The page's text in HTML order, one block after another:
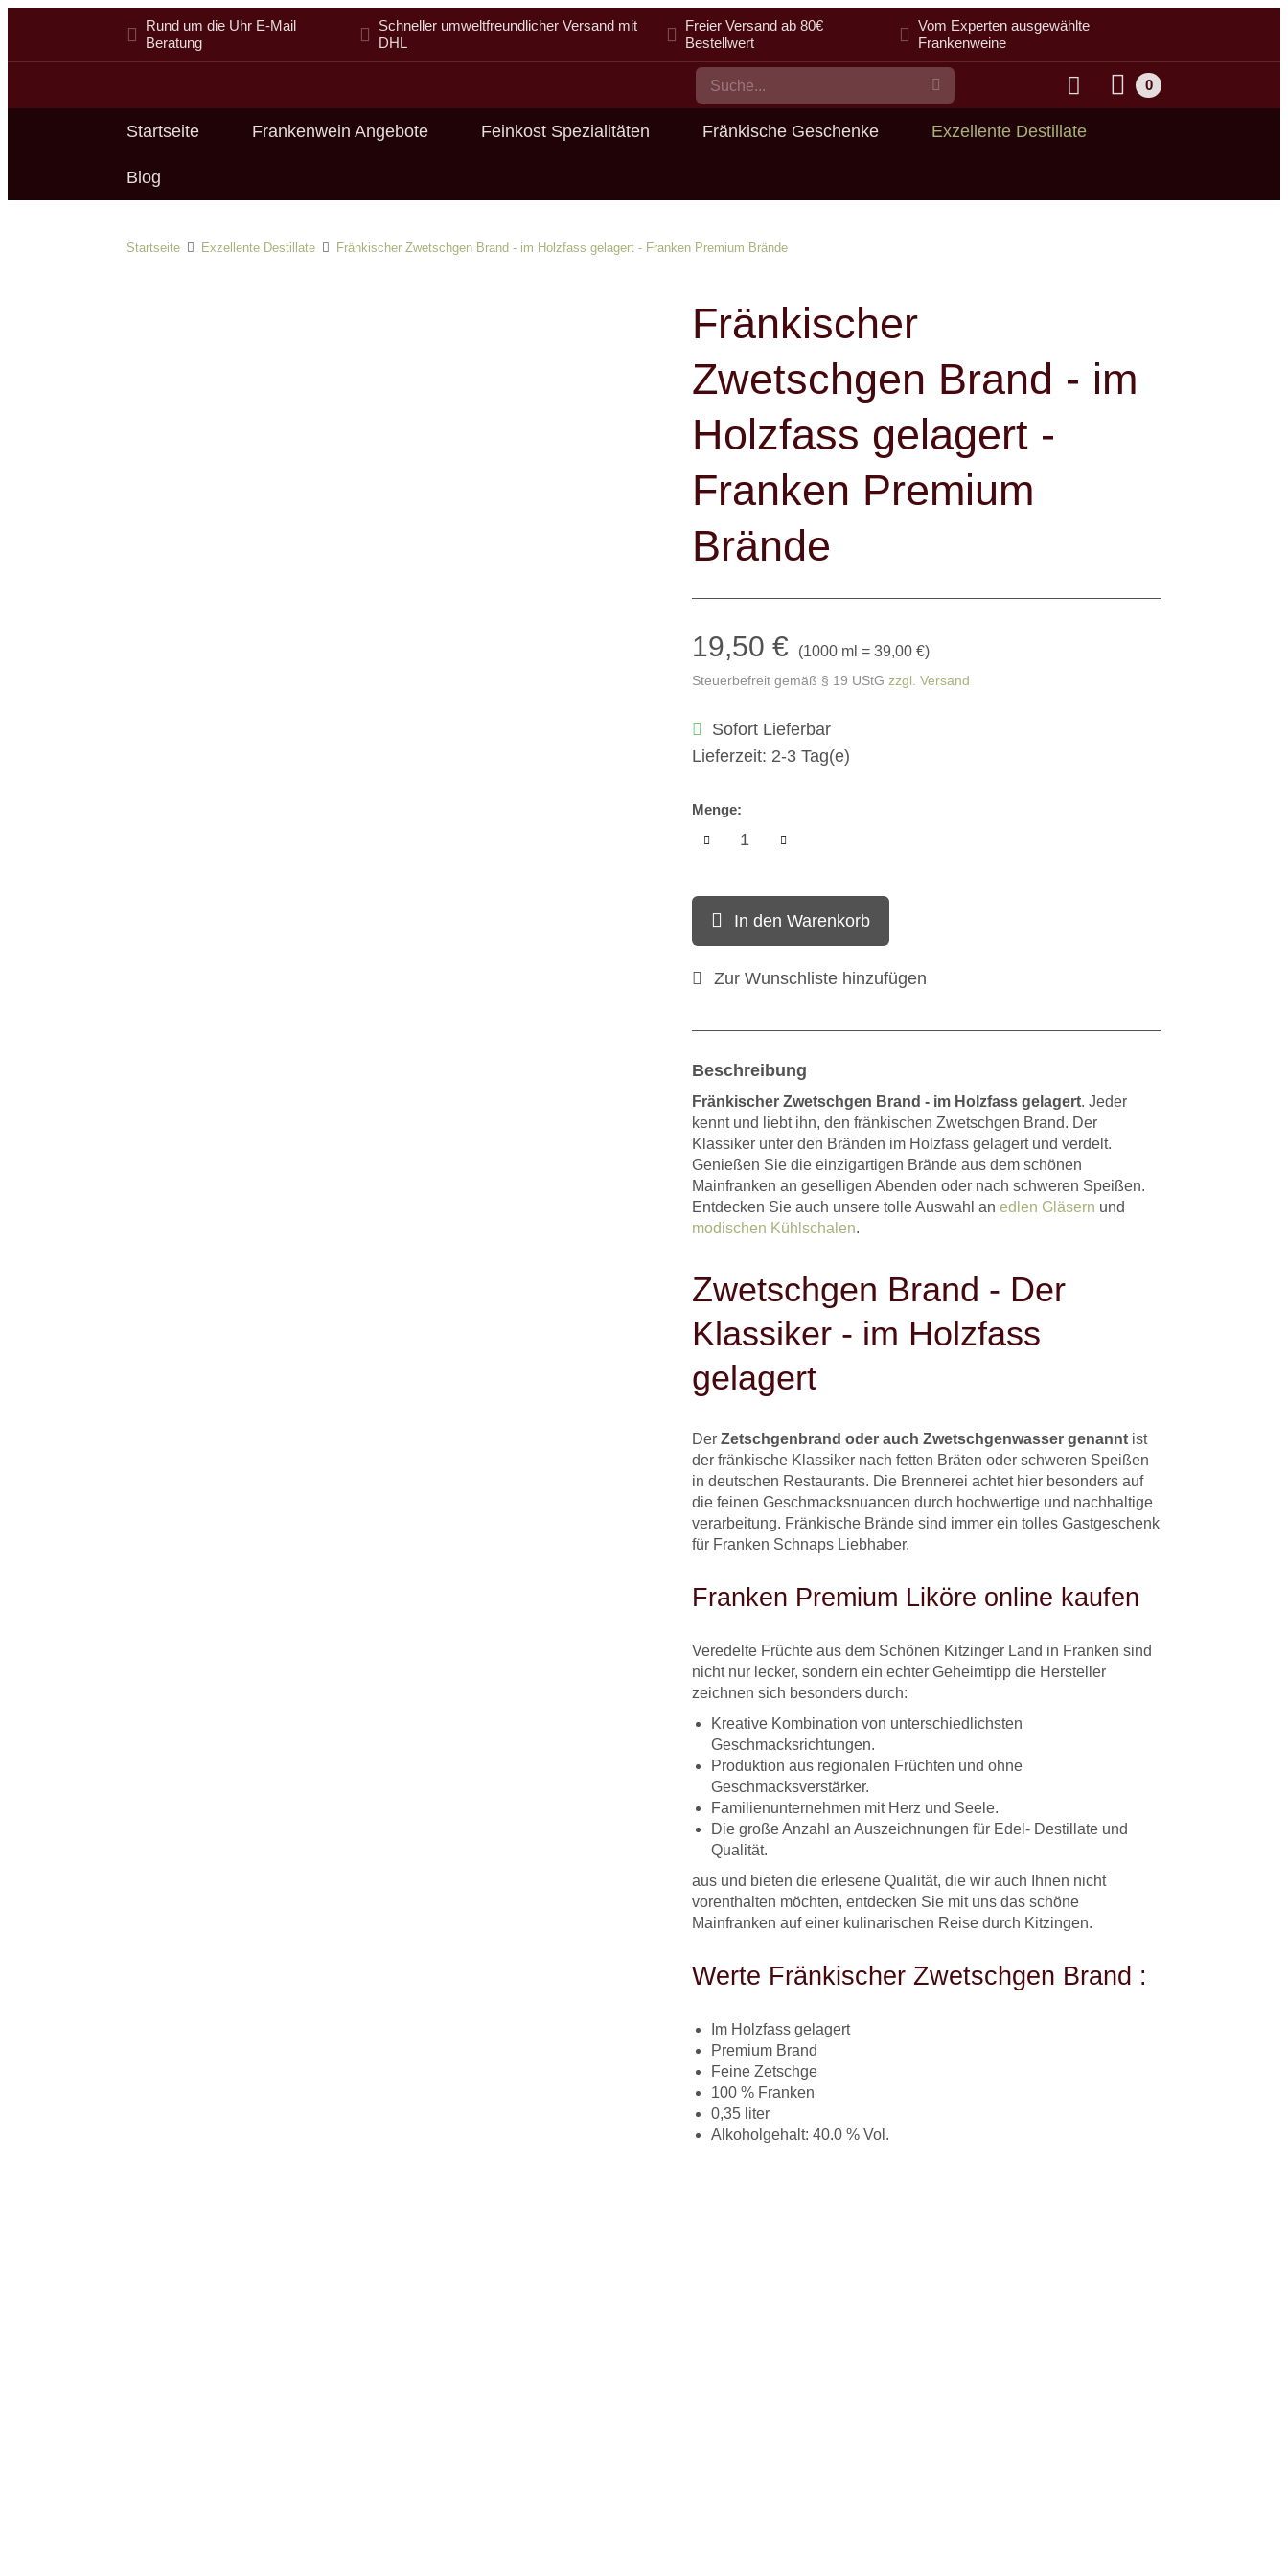
Rund um die Uhr E-Mail
Beratung
Schneller umweltfreundlicher Versand mit
DHL
Freier Versand ab 80€
Bestellwert
Vom Experten ausgewählte
Frankenweine
Suche
0
Startseite Frankenwein Angebote Feinkost Spezialitäten Fränkische Geschenke Exzellente Destillate
Blog
Startseite Exzellente Destillate Fränkischer Zwetschgen Brand - im Holzfass gelagert - Franken Premium Brände
Fränkischer
Zwetschgen Brand - im
Holzfass gelagert -
Franken Premium
Brände
19,50 € (1000 ml = 39,00 €)
Steuerbefreit gemäß § 19 UStG zzgl. Versand
Sofort Lieferbar
Lieferzeit: 2-3 Tag(e)
Menge:
In den Warenkorb
Zur Wunschliste hinzufügen
Beschreibung
Fränkischer Zwetschgen Brand - im Holzfass gelagert. Jeder
kennt und liebt ihn, den fränkischen Zwetschgen Brand. Der
Klassiker unter den Bränden im Holzfass gelagert und verdelt.
Genießen Sie die einzigartigen Brände aus dem schönen
Mainfranken an geselligen Abenden oder nach schweren Speißen.
Entdecken Sie auch unsere tolle Auswahl an edlen Gläsern und
modischen Kühlschalen.
Zwetschgen Brand - Der
Klassiker - im Holzfass
gelagert
Der Zetschgenbrand oder auch Zwetschgenwasser genannt ist
der fränkische Klassiker nach fetten Bräten oder schweren Speißen
in deutschen Restaurants. Die Brennerei achtet hier besonders auf
die feinen Geschmacksnuancen durch hochwertige und nachhaltige
verarbeitung. Fränkische Brände sind immer ein tolles Gastgeschenk
für Franken Schnaps Liebhaber.
Franken Premium Liköre online kaufen
Veredelte Früchte aus dem Schönen Kitzinger Land in Franken sind
nicht nur lecker, sondern ein echter Geheimtipp die Hersteller
zeichnen sich besonders durch:
Kreative Kombination von unterschiedlichsten
Geschmacksrichtungen.
Produktion aus regionalen Früchten und ohne
Geschmacksverstärker.
Familienunternehmen mit Herz und Seele.
Die große Anzahl an Auszeichnungen für Edel- Destillate und
Qualität.
aus und bieten die erlesene Qualität, die wir auch Ihnen nicht
vorenthalten möchten, entdecken Sie mit uns das schöne
Mainfranken auf einer kulinarischen Reise durch Kitzingen.
Werte Fränkischer Zwetschgen Brand :
Im Holzfass gelagert
Premium Brand
Feine Zetschge
100 % Franken
0,35 liter
Alkoholgehalt: 40.0 % Vol.